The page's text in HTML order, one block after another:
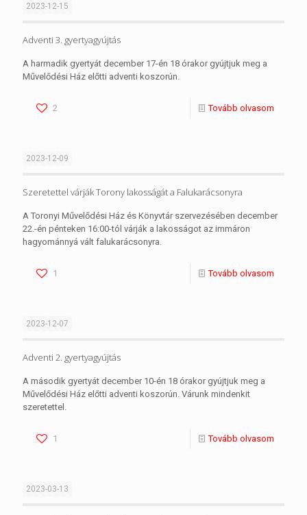
2023-12-15
Adventi 3. gyertyagyújtás
A harmadik gyertyát december 17-én 18 órakor gyújtjuk meg a
Művelődési Ház előtti adventi koszorún.
2 Tovább olvasom
2023-12-09
Szeretettel várják Torony lakosságát a Falukarácsonyra
A Toronyi Művelődési Ház és Könyvtár szervezésében december
22.-én pénteken 16:00-tól várják a lakosságot az immáron
hagyománnyá vált falukarácsonyra.
1 Tovább olvasom
2023-12-07
Adventi 2. gyertyagyújtás
A második gyertyát december 10-én 18 órakor gyújtjuk meg a
Művelődési Ház előtti adventi koszorún. Várunk mindenkit
szeretettel.
1 Tovább olvasom
2023-03-13